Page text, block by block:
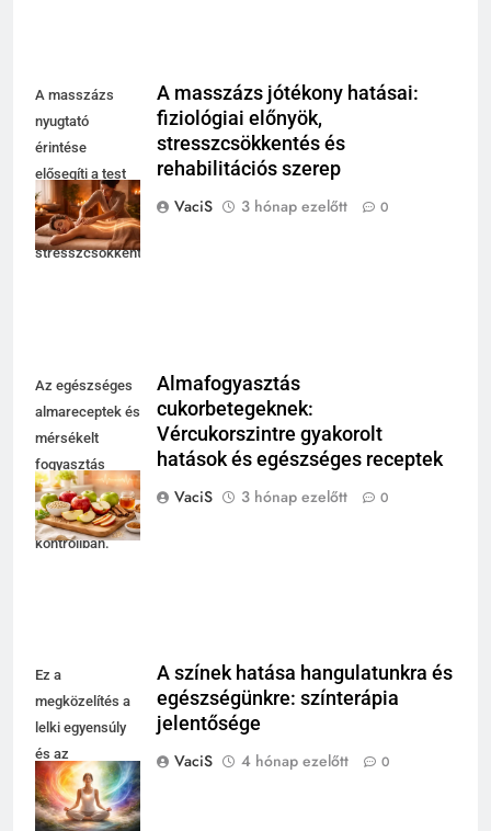
A masszázs
nyugtató
érintése
elősegíti a test
öngyógyító
folyamatait és a
stresszcsökkentést.
A masszázs jótékony hatásai:
fiziológiai előnyök,
stresszcsökkentés és
rehabilitációs szerep
VaciS
3 hónap ezelőtt 0
Az egészséges
almareceptek és
mérsékelt
fogyasztás
segíthet a
vércukor
kontrollban.
Almafogyasztás
cukorbetegeknek:
Vércukorszintre gyakorolt
hatások és egészséges receptek
VaciS
3 hónap ezelőtt 0
Ez a
megközelítés a
lelki egyensúly
és az
energiaszint
támogatását
A színek hatása hangulatunkra és
egészségünkre: színterápia
jelentősége
VaciS
4 hónap ezelőtt 0